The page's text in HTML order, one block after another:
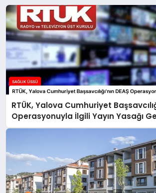
RTÜK, Yalova Cumhuriyet
Operasyonuyla İlgili Yayın Yasağı